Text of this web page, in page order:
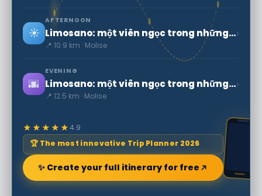
☀️
AFTERNOON
Limosano: một viên ngọc trong những bước chân của Checco Zalone
📍 10.9 km · Molise
›
🌆
EVENING
Limosano: một viên ngọc trong những bước chân của Checco Zalone
📍 12.5 km · Molise
›
★★★★★4.9
🏆 The most innovative Trip Planner 2026
✨ Create your full itinerary for free